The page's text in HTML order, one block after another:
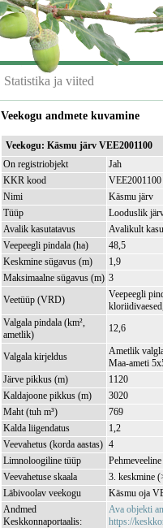
Statistika ja viited
Veekogu andmete kuvamine
Veekogu: Käsmu järv VEE2001100
On registriobjekt
Jah
KKR kood
VEE2001100
Nimi
Käsmu järv
Tüüp
Looduslik
Avalik kasutatavus
Avalikult
Veepeegli pindala (ha)
48,5
Keskmine sügavus (m)
1,9
Maksimaalne sügavus (m) 3
Veetüüp (VRD)
Veepeegli
Valgala pindala (km²,
ametlik)
12,6
Valgala kirjeldus
Ametlik
Maa-ameti
Järve pikkus (m)
1120
Kaldajoone pikkus (m)
3020
Maht (tuh m³)
769
Kalda liigendatus
1,2
Veevahetus (korda aastas) 4
Limnoloogiline tüüp
Veevahetuse skaala
3. keskmine
Läbivoolav veekogu
Käsmu oja
Andmed
Keskkonnaportaalis:
Ava objekti
https://